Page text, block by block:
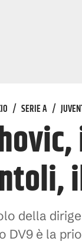
/ SERIE A /
della
DV9 è la